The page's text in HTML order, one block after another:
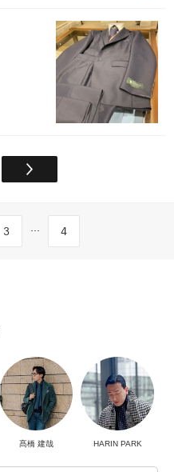
3 ... 4
髙橋 建哉 HARIN PARK